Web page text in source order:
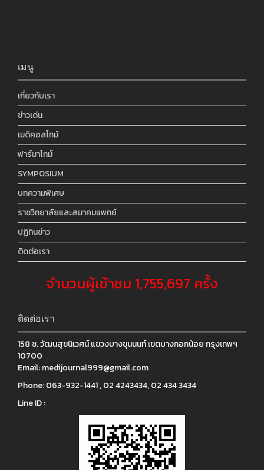
เมนู
เกี่ยวกับเรา
ข่าวเด่น
เมดิคอลไทม์
ฟาร์มาไทม์
SYMPOSIUM
บทความพิเศษ
ราชวิทยาลัยและสมาคมแพทย์
ปฏิทินข่าว
ติดต่อเรา
จำนวนผู้เข้าชม 1,755,697 ครั้ง
ติดต่อเรา
158 ซ. วัฒนสุขนิเวศน์ แขวงบางขุนนนท์ เขตบางกอกน้อย กรุงเทพฯ
10700
Email:medijournal999@gmail.com
Phone:063-932-1441 , 02 4243434, 02 434 3434
Line ID :